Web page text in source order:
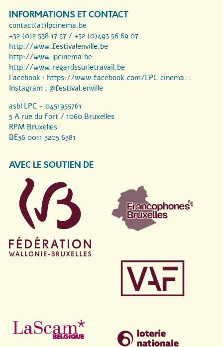
INFORMATIONS ET CONTACT
contact(at)lpcinema.be
+32 (0)2 538 17 57 / +32 (0)493 56 69 07
http://www.festivalenville.be
http://www.lpcinema.be
http://www.regardssurletravail.be
Facebook : https://www.facebook.com/LPC.cinema...
Instagram : @festival.enville
asbl LPC - 0451955761
5 A rue du Fort / 1060 Bruxelles
RPM Bruxelles
BE36 0011 3205 6381
AVEC LE SOUTIEN DE